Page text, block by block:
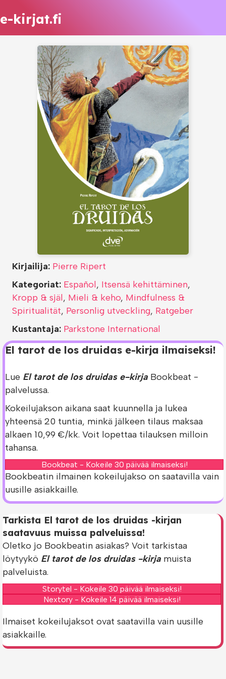
e-kirjat.fi
El tarot de los druidas e-kirja ilmaiseksi!
Lue El tarot de los druidas e-kirja Bookbeat -
palvelussa.
Kokeilujakson aikana saat kuunnella ja lukea
yhteensä 20 tuntia, minkä jälkeen tilaus maksaa
alkaen 10,99 €/kk. Voit lopettaa tilauksen milloin
tahansa.
Bookbeat - Kokeile 30 päivää ilmaiseksi!
Bookbeatin ilmainen kokeilujakso on saatavilla vain
uusille asiakkaille.
Kirjailija: Pierre Ripert
Kategoriat: Español, Itsensä kehittäminen,
Kropp & själ, Mieli & keho, Mindfulness &
Spiritualität, Personlig utveckling, Ratgeber
Kustantaja: Parkstone International
Tarkista El tarot de los druidas -kirjan
saatavuus muissa palveluissa!
Oletko jo Bookbeatin asiakas? Voit tarkistaa
löytyykö El tarot de los druidas -kirja muista
palveluista.
Storytel - Kokeile 30 päivää ilmaiseksi!
Nextory - Kokeile 14 päivää ilmaiseksi!
Ilmaiset kokeilujaksot ovat saatavilla vain uusille
asiakkaille.